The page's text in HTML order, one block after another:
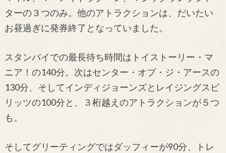
ターの３つのみ。他のアトラクションは、だいたい
お昼過ぎに発券終了となっていました。
スタンバイでの最長待ち時間はトイストーリー・マ
ニア！の140分。次はセンター・オブ・ジ・アースの
130分、そしてインディジョーンズとレイジングスピ
リッツの100分と、３桁越えのアトラクションが５つ
も。
そしてグリーティングではダッフィーが90分、トレ